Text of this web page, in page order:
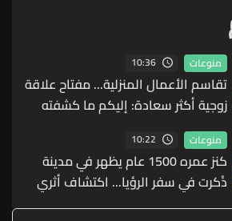
منوعات 10:36
تقاسم الأعمال المنزلية... مفتاح علاقة
زوجية أكثر سعادة: إليكم ما كشفته
أحدث الدراسات
منوعات 10:22
كنز عمره 1500 عام يظهر في مدينة
ذُكرت في سفر الرؤيا... اكتشاف أثري
مذهل (صور)